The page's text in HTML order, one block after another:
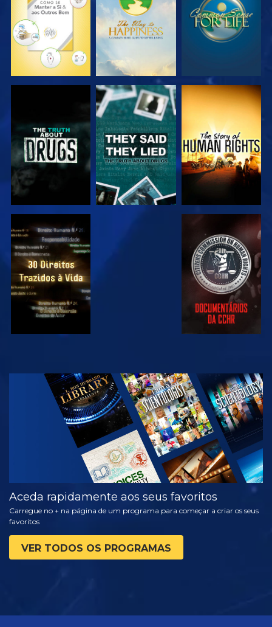
VER VER
VER VER
VER
EXPLORAR A
SÉRIE
Aceda rapidamente aos seus favoritos
Carregue no + na página de um programa para começar a criar os seus
favoritos
VER TODOS OS PROGRAMAS